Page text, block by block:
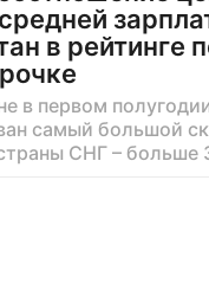
в рейтинге
в первом
самый большой
СНГ – больше